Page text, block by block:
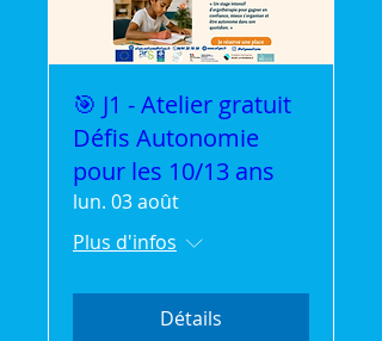
🎯 J1 - Atelier gratuit
Défis Autonomie
pour les 10/13 ans
lun. 03 août
Plus d'infos
Détails